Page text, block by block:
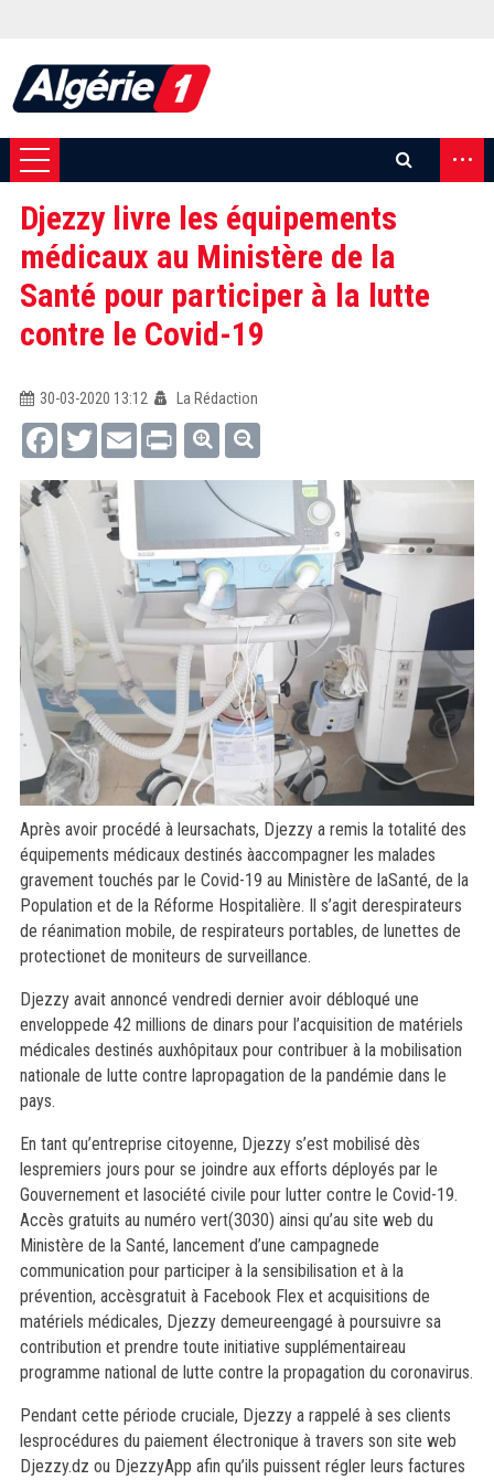
...
Djezzy livre les équipements
médicaux au Ministère de la
Santé pour participer à la lutte
contre le Covid-19
30-03-2020 13:12
La Rédaction
FacebookTwitterEmail Print
Après avoir procédé à leursachats, Djezzy a remis la totalité des
équipements médicaux destinés àaccompagner les malades
gravement touchés par le Covid-19 au Ministère de laSanté, de la
Population et de la Réforme Hospitalière. Il s’agit derespirateurs
de réanimation mobile, de respirateurs portables, de lunettes de
protectionet de moniteurs de surveillance.
Djezzy avait annoncé vendredi dernier avoir débloqué une
enveloppede 42 millions de dinars pour l’acquisition de matériels
médicales destinés auxhôpitaux pour contribuer à la mobilisation
nationale de lutte contre lapropagation de la pandémie dans le
pays.
En tant qu’entreprise citoyenne, Djezzy s’est mobilisé dès
lespremiers jours pour se joindre aux efforts déployés par le
Gouvernement et lasociété civile pour lutter contre le Covid-19.
Accès gratuits au numéro vert(3030) ainsi qu’au site web du
Ministère de la Santé, lancement d’une campagnede
communication pour participer à la sensibilisation et à la
prévention, accèsgratuit à Facebook Flex et acquisitions de
matériels médicales, Djezzy demeureengagé à poursuivre sa
contribution et prendre toute initiative supplémentaireau
programme national de lutte contre la propagation du coronavirus.
Pendant cette période cruciale, Djezzy a rappelé à ses clients
lesprocédures du paiement électronique à travers son site web
Djezzy.dz ou DjezzyApp afin qu’ils puissent régler leurs factures